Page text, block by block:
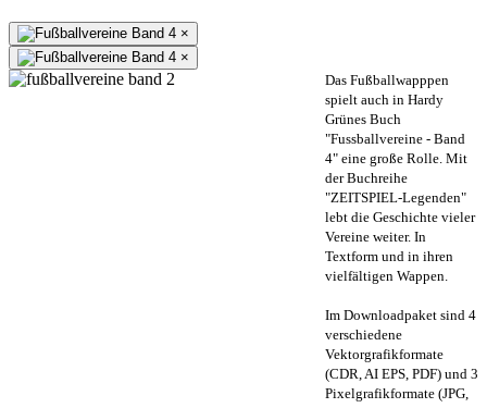
×
×
Das Fußballwapppen
spielt auch in Hardy
Grünes Buch
"Fussballvereine - Band
4" eine große Rolle. Mit
der Buchreihe
"ZEITSPIEL-Legenden"
lebt die Geschichte vieler
Vereine weiter. In
Textform und in ihren
vielfältigen Wappen.
Im Downloadpaket sind 4
verschiedene
Vektorgrafikformate
(CDR, AI EPS, PDF) und 3
Pixelgrafikformate (JPG,